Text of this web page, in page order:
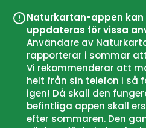
Naturkartan-appen kan
uppdateras för vissa
Användare av
rapporterar i sommar
Vi rekommenderar att
helt från sin telefon i så
igen! Då skall den
befintliga appen skall
efter sommaren. Den